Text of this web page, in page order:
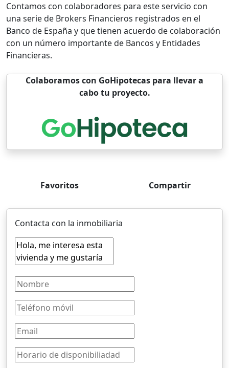
Contamos con colaboradores para este servicio con
una serie de Brokers Financieros registrados en el
Banco de España y que tienen acuerdo de colaboración
con un número importante de Bancos y Entidades
Financieras.
Colaboramos con GoHipotecas para llevar a
cabo tu proyecto.
Favoritos Compartir
Contacta con la inmobiliaria